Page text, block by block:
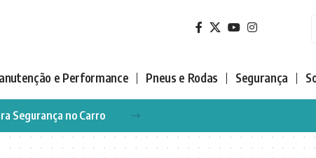
e Performance Pneus e Rodas Segurança
Segurança no Carro